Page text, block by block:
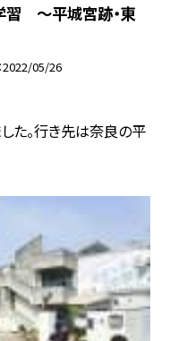
習 〜平城宮跡・東
2022/05/26
た。行き先は奈良の平